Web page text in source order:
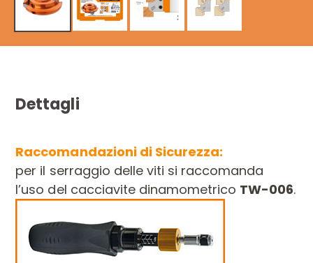
Dettagli
Raccomandazioni di Sicurezza:
per il serraggio delle viti si raccomanda
l’uso del cacciavite dinamometrico TW-006.